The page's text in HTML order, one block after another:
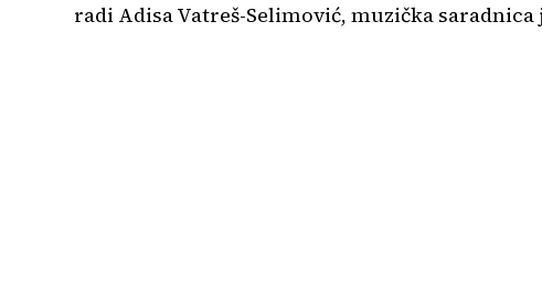
radi Adisa Vatreš-Selimović, muzička saradnica